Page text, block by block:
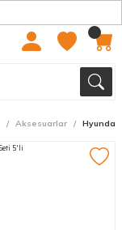
Aksesuarlar Hyundai